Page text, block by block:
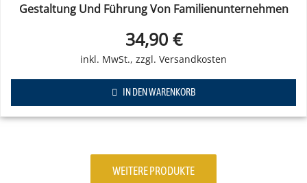
Gestaltung Und Führung Von Familienunternehmen
34,90 €
IN DEN WARENKORB
WEITERE PRODUKTE